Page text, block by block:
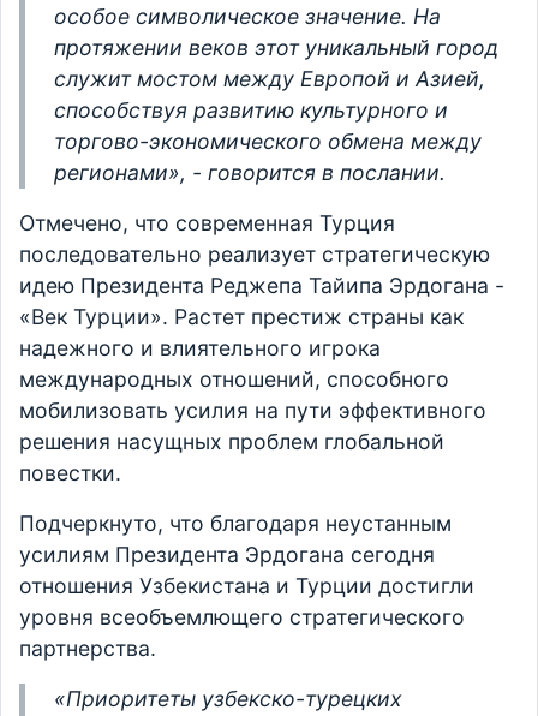
особое символическое значение. На
протяжении веков этот уникальный город
служит мостом между Европой и Азией,
способствуя развитию культурного и
торгово-экономического обмена между
регионами», - говорится в послании.
Отмечено, что современная Турция
последовательно реализует стратегическую
идею Президента Реджепа Тайипа Эрдогана -
«Век Турции». Растет престиж страны как
надежного и влиятельного игрока
международных отношений, способного
мобилизовать усилия на пути эффективного
решения насущных проблем глобальной
повестки.
Подчеркнуто, что благодаря неустанным
усилиям Президента Эрдогана сегодня
отношения Узбекистана и Турции достигли
уровня всеобъемлющего стратегического
партнерства.
«Приоритеты узбекско-турецких